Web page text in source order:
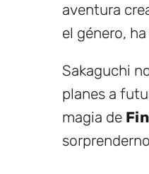
aventura
el género,
Sakaguchi
planes a
magia de